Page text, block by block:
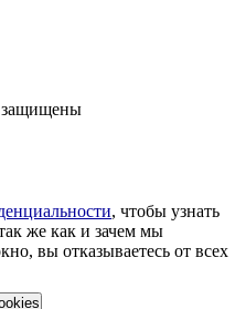
защищены
, чтобы узнать
же как и зачем мы
вы отказываетесь от всех